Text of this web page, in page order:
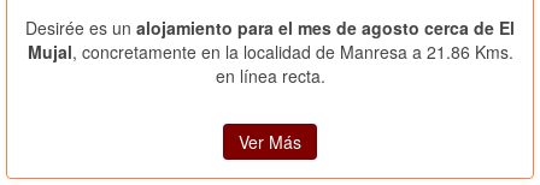
Desirée es un alojamiento para el mes de agosto cerca de El
Mujal, concretamente en la localidad de Manresa a 21.86 Kms.
en línea recta.
Ver Más